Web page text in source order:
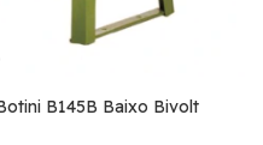
B145B Baixo Bivolt